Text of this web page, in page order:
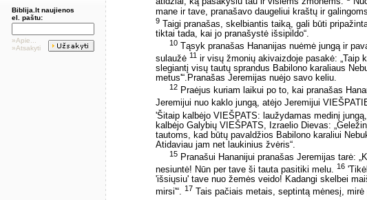
Biblija.lt naujienos
el. paštu:
»Apie...
»Atsakyti
mane ir tave, pranašavo daugeliui kraštų ir
9 Taigi pranašas, skelbiantis taiką, gali būti
tiktai tada, kai jo pranašystė išsipildo“.
10 Tąsyk pranašas Hananijas nuėmė jungą ir
sulaužė 11 ir visų žmonių akivaizdoje pasakė: „Taip
slegiantį visų tautų sprandus Babilono karaliaus
metus'“.Pranašas Jeremijas nuėjo savo keliu.
12 Praėjus kuriam laikui po to, kai pranašas
Jeremijui nuo kaklo jungą, atėjo Jeremijui
'Šitaip kalbėjo VIEŠPATS: laužydamas medinį
kalbėjo Galybių VIEŠPATS, Izraelio Dievas:
tautoms, kad būtų pavaldžios Babilono karaliui
Atidaviau jam net laukinius žvėris“.
15 Pranašui Hananijui pranašas Jeremijas tarė:
nesiuntė! Nūn per tave ši tauta pasitiki melu. 16
'išsiųsiu' tave nuo žemės veido! Kadangi skelbei
mirsi'“. 17 Tais pačiais metais, septintą mėnesį, mirė